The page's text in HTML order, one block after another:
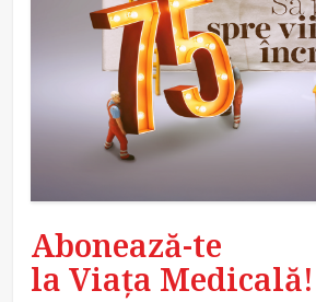
Abonează-te
la Viața Medicală!